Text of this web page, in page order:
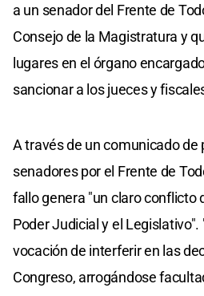
a un senador del Frente de
Consejo de la Magistratura y
lugares en el órgano
sancionar a los jueces y
A través de un comunicado de
senadores por el Frente de
fallo genera "un claro conflicto
Poder Judicial y el
vocación de interferir en las
Congreso, arrogándose